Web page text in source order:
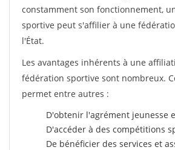
constamment son fonctionnement,
sportive peut s'affilier à une
l'État.
Les avantages inhérents à une
fédération sportive sont nombreux.
permet entre autres :
D'obtenir l'agrément jeunesse
D'accéder à des compétitions
De bénéficier des services et